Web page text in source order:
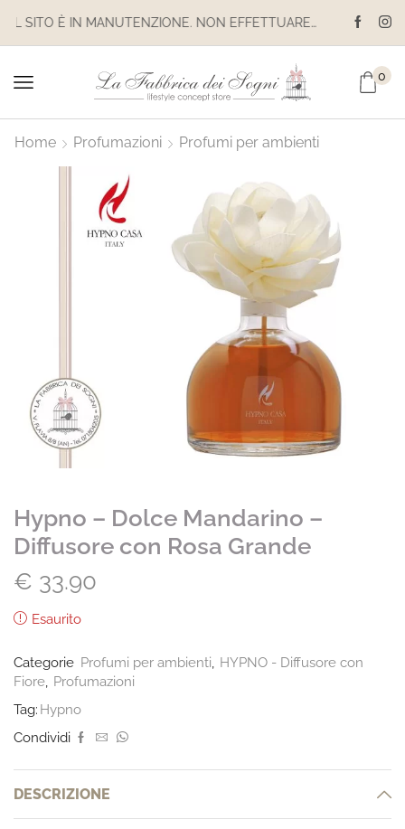
IL SITO È IN MANUTENZIONE. NON EFFETTUARE ACQUISTI. LE SPEDIZIONI SONO SOSPESE
0
Home Profumazioni Profumi per ambienti
Hypno – Dolce Mandarino –
Diffusore con Rosa Grande
€ 33.90
Esaurito
Categorie Profumi per ambienti
HYPNO - Diffusore con
Fiore Profumazioni
Tag: Hypno
Condividi
DESCRIZIONE